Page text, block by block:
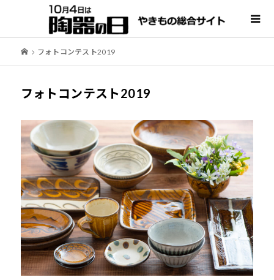
フォトコンテスト2019
フォトコンテスト2019